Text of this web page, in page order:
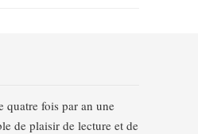
quatre fois par an une
de plaisir de lecture et de